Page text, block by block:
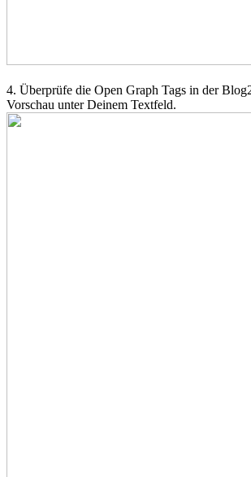
4. Überprüfe die Open Graph Tags in der
Vorschau unter Deinem Textfeld.